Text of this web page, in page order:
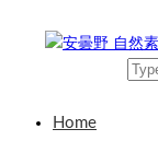
Home